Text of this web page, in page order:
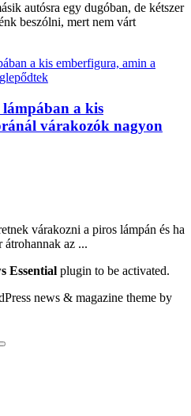
autósra egy dugóban, de kétszer
beszólni, mert nem várt
a kis
várakozók nagyon
várakozni a piros lámpán és ha
átrohannak az ...
Essential plugin to be activated.
news & magazine theme by